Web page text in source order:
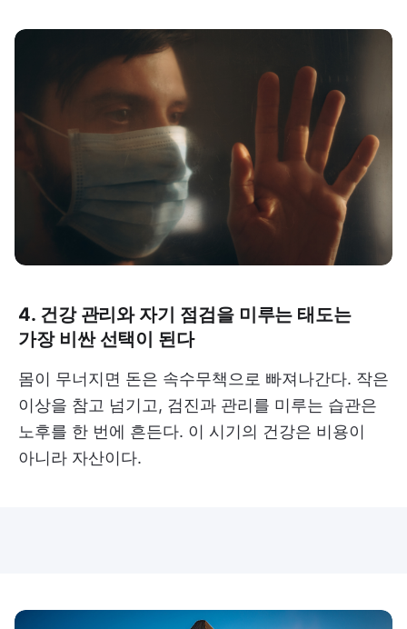
4. 건강 관리와 자기 점검을 미루는 태도는
가장 비싼 선택이 된다
몸이 무너지면 돈은 속수무책으로 빠져나간다. 작은
이상을 참고 넘기고, 검진과 관리를 미루는 습관은
노후를 한 번에 흔든다. 이 시기의 건강은 비용이
아니라 자산이다.